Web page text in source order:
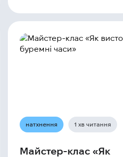
натхнення 1 хв читання
Майстер-клас «Як